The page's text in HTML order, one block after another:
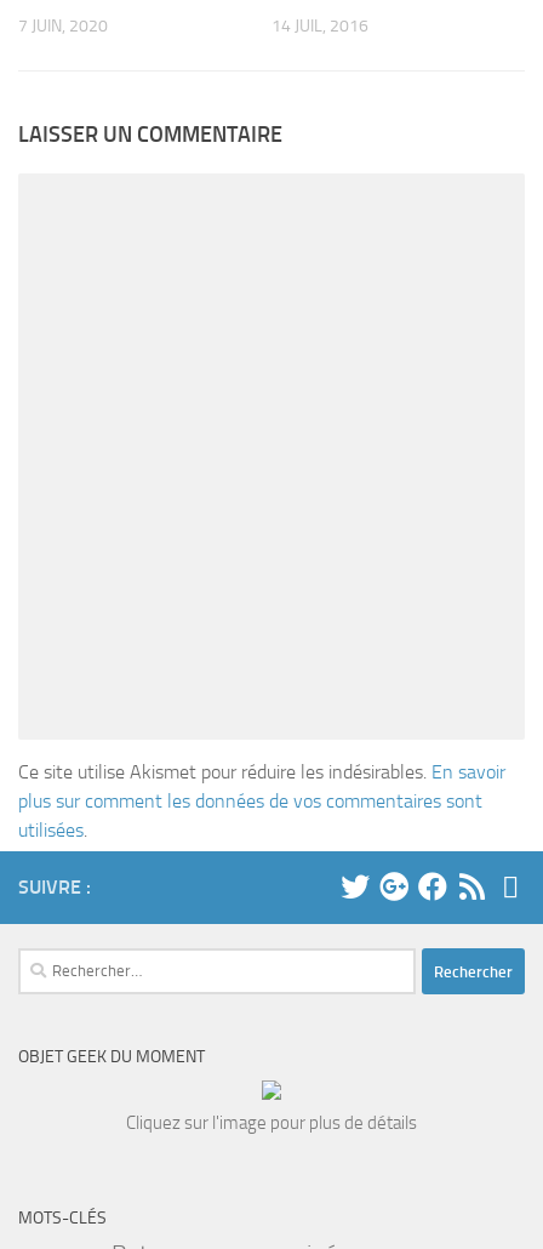
7 JUIN, 2020 14 JUIL, 2016
LAISSER UN COMMENTAIRE
Ce site utilise Akismet pour réduire les indésirables. En savoir
plus sur comment les données de vos commentaires sont
utilisées.
SUIVRE :
Rechercher :
OBJET GEEK DU MOMENT
Cliquez sur l'image pour plus de détails
MOTS-CLÉS